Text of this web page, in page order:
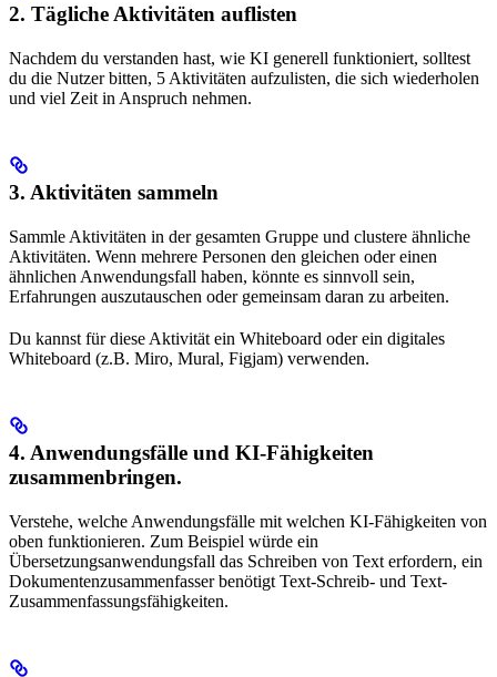
2. Tägliche Aktivitäten auflisten
Nachdem du verstanden hast, wie KI generell funktioniert, solltest
du die Nutzer bitten, 5 Aktivitäten aufzulisten, die sich wiederholen
und viel Zeit in Anspruch nehmen.
3. Aktivitäten sammeln
Sammle Aktivitäten in der gesamten Gruppe und clustere ähnliche
Aktivitäten. Wenn mehrere Personen den gleichen oder einen
ähnlichen Anwendungsfall haben, könnte es sinnvoll sein,
Erfahrungen auszutauschen oder gemeinsam daran zu arbeiten.
Du kannst für diese Aktivität ein Whiteboard oder ein digitales
Whiteboard (z.B. Miro, Mural, Figjam) verwenden.
4. Anwendungsfälle und KI-Fähigkeiten
zusammenbringen.
Verstehe, welche Anwendungsfälle mit welchen KI-Fähigkeiten von
oben funktionieren. Zum Beispiel würde ein
Übersetzungsanwendungsfall das Schreiben von Text erfordern, ein
Dokumentenzusammenfasser benötigt Text-Schreib- und Text-
Zusammenfassungsfähigkeiten.